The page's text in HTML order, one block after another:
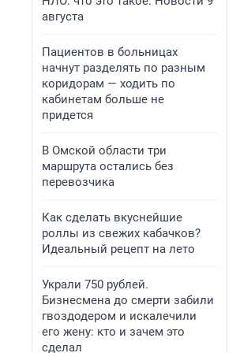
августа
Пациентов в больницах
начнут разделять по разным
коридорам — ходить по
кабинетам больше не
придется
В Омской области три
маршрута остались без
перевозчика
Как сделать вкуснейшие
роллы из свежих кабачков?
Идеальный рецепт на лето
Украли 750 рублей.
Бизнесмена до смерти забили
гвоздодером и искалечили
его жену: кто и зачем это
сделал